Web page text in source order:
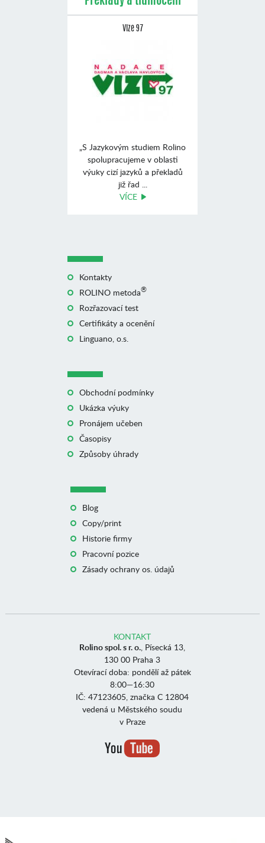
Vize 97
„S Jazykovým studiem Rolino
spolupracujeme v oblasti
výuky cizí jazyků a překladů
již řad ...
VÍCE
Kontakty
ROLINO metoda®
Rozřazovací test
Certifikáty a ocenění
Linguano, o.s.
Obchodní podmínky
Ukázka výuky
Pronájem učeben
Časopisy
Způsoby úhrady
Blog
Copy/print
Historie firmy
Pracovní pozice
Zásady ochrany os. údajů
KONTAKT
Rolino spol. s r. o., Písecká 13,
130 00 Praha 3
Otevírací doba: pondělí až pátek
8:00—16:30
IČ: 47123605, značka C 12804
vedená u Městského soudu
v Praze